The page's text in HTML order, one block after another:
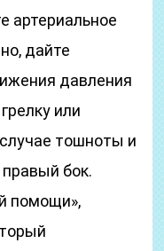
артериальное
дайте
давления
или
тошноты и
бок.
помощи»,